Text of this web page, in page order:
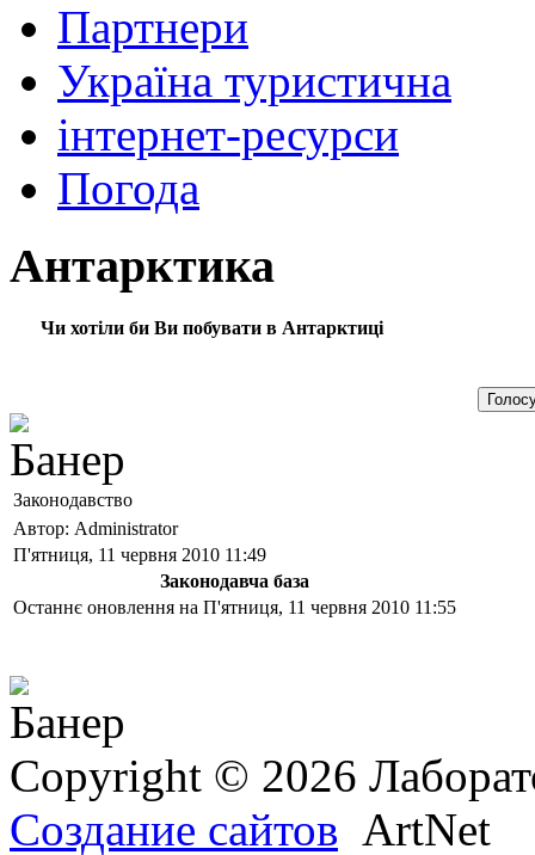
Партнери
Україна туристична
інтернет-ресурси
Погода
Антарктика
Чи хотіли би Ви побувати в Антарктиці
Законодавство
Автор: Administrator
П'ятниця, 11 червня 2010 11:49
Законодавча база
Останнє оновлення на П'ятниця, 11 червня 2010 11:55
Copyright © 2026
Создание сайтов ArtNet